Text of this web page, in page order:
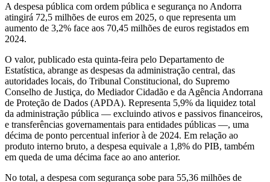
A despesa pública com ordem pública e segurança no Andorra
atingirá 72,5 milhões de euros em 2025, o que representa um
aumento de 3,2% face aos 70,45 milhões de euros registados em
2024.
O valor, publicado esta quinta-feira pelo Departamento de
Estatística, abrange as despesas da administração central, das
autoridades locais, do Tribunal Constitucional, do Supremo
Conselho de Justiça, do Mediador Cidadão e da Agência Andorrana
de Proteção de Dados (APDA). Representa 5,9% da liquidez total
da administração pública — excluindo ativos e passivos financeiros,
e transferências governamentais para entidades públicas —, uma
décima de ponto percentual inferior à de 2024. Em relação ao
produto interno bruto, a despesa equivale a 1,8% do PIB, também
em queda de uma décima face ao ano anterior.
No total, a despesa com segurança sobe para 55,36 milhões de